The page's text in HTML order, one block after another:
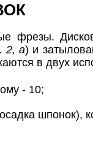
фрезы.
2, а) и
в двух
- 10;
шпонок),